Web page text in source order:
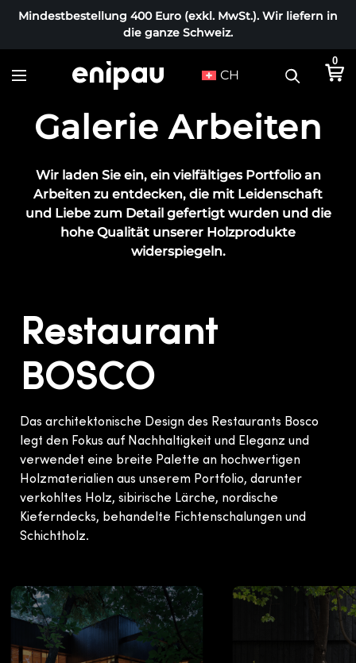
Mindestbestellung 400 Euro (exkl. MwSt.). Wir liefern in
die ganze Schweiz.
CH
0
Galerie Arbeiten
Wir laden Sie ein, ein vielfältiges Portfolio an
Arbeiten zu entdecken, die mit Leidenschaft
und Liebe zum Detail gefertigt wurden und die
hohe Qualität unserer Holzprodukte
widerspiegeln.
Restaurant
BOSCO
Das architektonische Design des Restaurants Bosco
legt den Fokus auf Nachhaltigkeit und Eleganz und
verwendet eine breite Palette an hochwertigen
Holzmaterialien aus unserem Portfolio, darunter
verkohltes Holz, sibirische Lärche, nordische
Kieferndecks, behandelte Fichtenschalungen und
Schichtholz.